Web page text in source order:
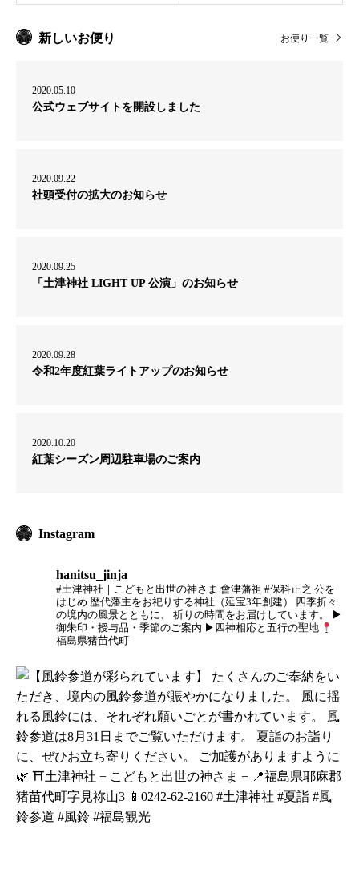
新しいお便り お便り一覧
2020.05.10
公式ウェブサイトを開設しました
2020.09.22
社頭受付の拡大のお知らせ
2020.09.25
「土津神社 LIGHT UP 公演」のお知らせ
2020.09.28
令和2年度紅葉ライトアップのお知らせ
2020.10.20
紅葉シーズン周辺駐車場のご案内
Instagram
hanitsu_jinja
#土津神社｜こどもと出世の神さま 會津藩祖 #保科正之 公を
はじめ 歴代藩主をお祀りする神社（延宝3年創建）
四季折々
の境内の風景とともに、
祈りの時間をお届けしています。
▶
御朱印・授与品・季節のご案内 ▶四神相応と五行の聖地
福島県猪苗代町